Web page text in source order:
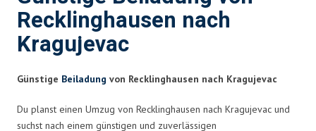
Recklinghausen nach
Kragujevac
Günstige Beiladung von Recklinghausen nach Kragujevac
Du planst einen Umzug von Recklinghausen nach Kragujevac und
suchst nach einem günstigen und zuverlässigen